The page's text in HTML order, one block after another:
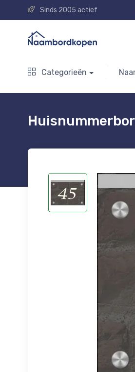
Sinds 2005 actief
Categorieën